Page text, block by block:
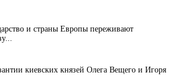
и страны Европы переживают
киевских князей Олега Вещего и Игоря